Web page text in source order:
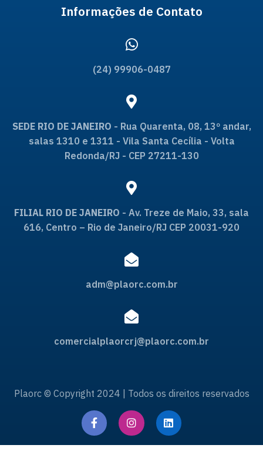
Informações de Contato
(24) 99906-0487
SEDE RIO DE JANEIRO - Rua Quarenta, 08, 13º andar,
salas 1310 e 1311 - Vila Santa Cecília - Volta
Redonda/RJ - CEP 27211-130
FILIAL RIO DE JANEIRO - Av. Treze de Maio, 33, sala
616, Centro – Rio de Janeiro/RJ CEP 20031-920
adm@plaorc.com.br
comercialplaorcrj@plaorc.com.br
Plaorc © Copyright 2024 | Todos os direitos reservados